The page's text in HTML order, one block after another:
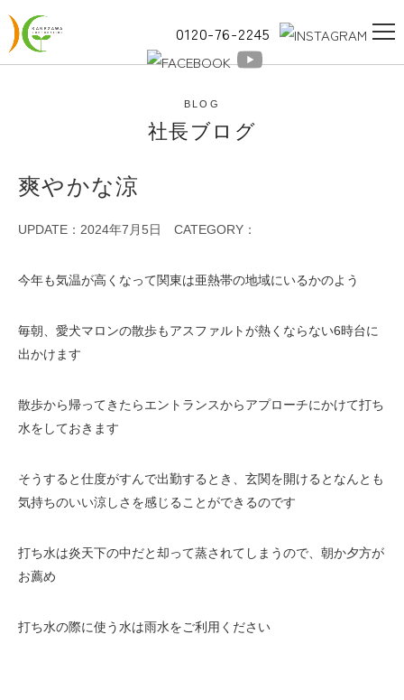
0120-76-2245
BLOG
社長ブログ
爽やかな涼
UPDATE：2024年7月5日 CATEGORY：
今年も気温が高くなって関東は亜熱帯の地域にいるかのよう
毎朝、愛犬マロンの散歩もアスファルトが熱くならない6時台に
出かけます
散歩から帰ってきたらエントランスからアプローチにかけて打ち
水をしておきます
そうすると仕度がすんで出勤するとき、玄関を開けるとなんとも
気持ちのいい涼しさを感じることができるのです
打ち水は炎天下の中だと却って蒸されてしまうので、朝か夕方が
お薦め
打ち水の際に使う水は雨水をご利用ください